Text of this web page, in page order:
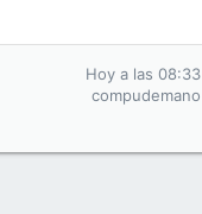
Hoy a las 08:33
compudemano